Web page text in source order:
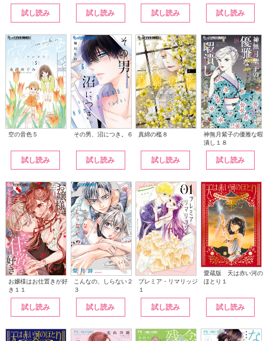
試し読み 試し読み 試し読み 試し読み
空の音色５
試し読み
その男、沼につき。６
試し読み
真綿の檻８
試し読み
神無月紫子の優雅な暇
潰し１８
試し読み
お嬢様はお仕置きが好
き１１
試し読み
こんなの、しらない２
３
試し読み
プレミア・リマリッジ
１
試し読み
愛蔵版 天は赤い河の
ほとり１
試し読み